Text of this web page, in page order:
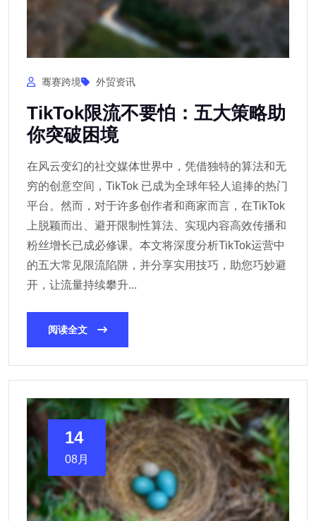
骞赛跨境 外贸资讯
TikTok限流不要怕：五大策略助
你突破困境
在风云变幻的社交媒体世界中，凭借独特的算法和无
穷的创意空间，TikTok 已成为全球年轻人追捧的热门
平台。然而，对于许多创作者和商家而言，在TikTok
上脱颖而出、避开限制性算法、实现内容高效传播和
粉丝增长已成必修课。本文将深度分析TikTok运营中
的五大常见限流陷阱，并分享实用技巧，助您巧妙避
开，让流量持续攀升...
阅读全文
14
08月